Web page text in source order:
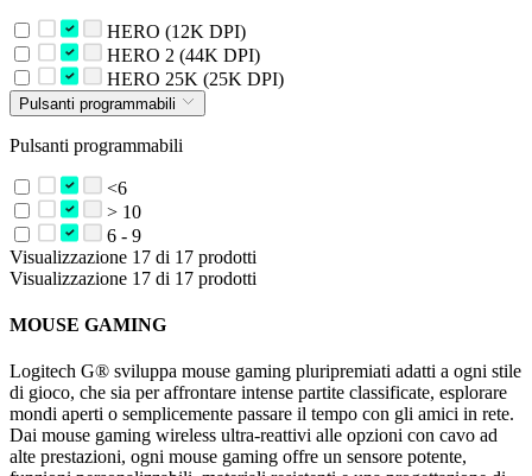
HERO (12K DPI)
HERO 2 (44K DPI)
HERO 25K (25K DPI)
Pulsanti programmabili
Pulsanti programmabili
<6
> 10
6 - 9
Visualizzazione 17 di 17 prodotti
Visualizzazione 17 di 17 prodotti
MOUSE GAMING
Logitech G® sviluppa mouse gaming pluripremiati adatti a ogni stile
di gioco, che sia per affrontare intense partite classificate, esplorare
mondi aperti o semplicemente passare il tempo con gli amici in rete.
Dai mouse gaming wireless ultra-reattivi alle opzioni con cavo ad
alte prestazioni, ogni mouse gaming offre un sensore potente,